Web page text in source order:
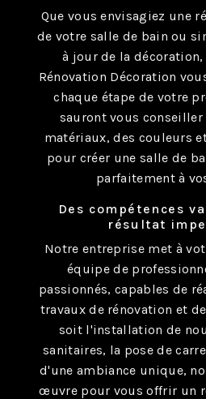
Que vous envisagiez une
de votre salle de bain ou
à jour de la décoration,
Rénovation Décoration
chaque étape de votre
sauront vous
matériaux, des couleurs
pour créer une salle de
parfaitement à
Des compétences
résultat
Notre entreprise met à
équipe de
passionnés, capables de
travaux de rénovation et
soit l'installation de
sanitaires, la pose de
d'une ambiance unique,
œuvre pour vous offrir un